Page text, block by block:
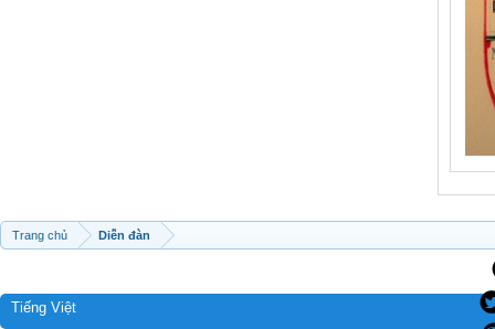
Trang chủ Diễn đàn
Tiếng Việt